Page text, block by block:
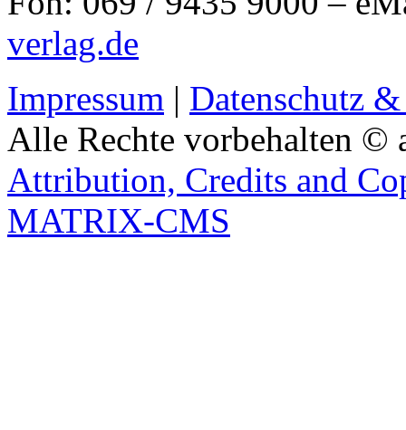
verlag.de
Impressum | Datenschutz
Alle Rechte vorbehalten ©
Attribution, Credits and
MATRIX-CMS